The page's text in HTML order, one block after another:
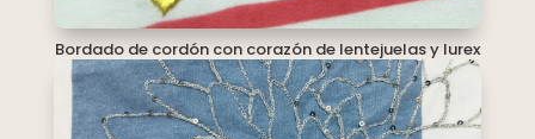
Bordado de cordón con corazón de lentejuelas y lurex